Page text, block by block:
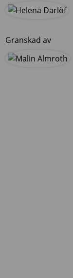
Granskad av